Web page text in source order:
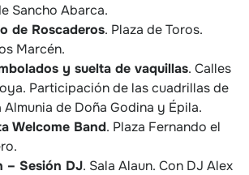
Sancho Abarca.
de Roscaderos. Plaza de Toros.
Marcén.
y suelta de vaquillas. Calles
Participación de las cuadrillas de
de Doña Godina y Épila.
Welcome Band. Plaza Fernando el
Sesión DJ. Sala Alaun. Con DJ Alex